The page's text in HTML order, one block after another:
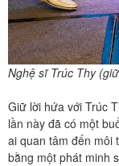
Nghệ sĩ Trúc Thy
Giữ lời hứa với Trúc
lần này đã có một
ai quan tâm đến môi
bằng một phát minh